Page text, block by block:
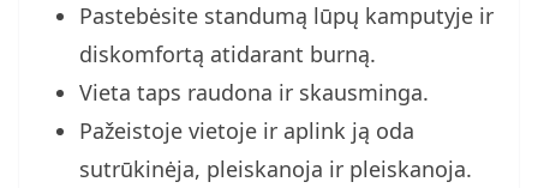
Pastebėsite standumą lūpų kamputyje ir
diskomfortą atidarant burną.
Vieta taps raudona ir skausminga.
Pažeistoje vietoje ir aplink ją oda
sutrūkinėja, pleiskanoja ir pleiskanoja.